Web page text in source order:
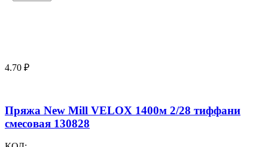
4.70 ₽
Пряжа New Mill VELOX 1400м 2/28 тиффани
смесовая 130828